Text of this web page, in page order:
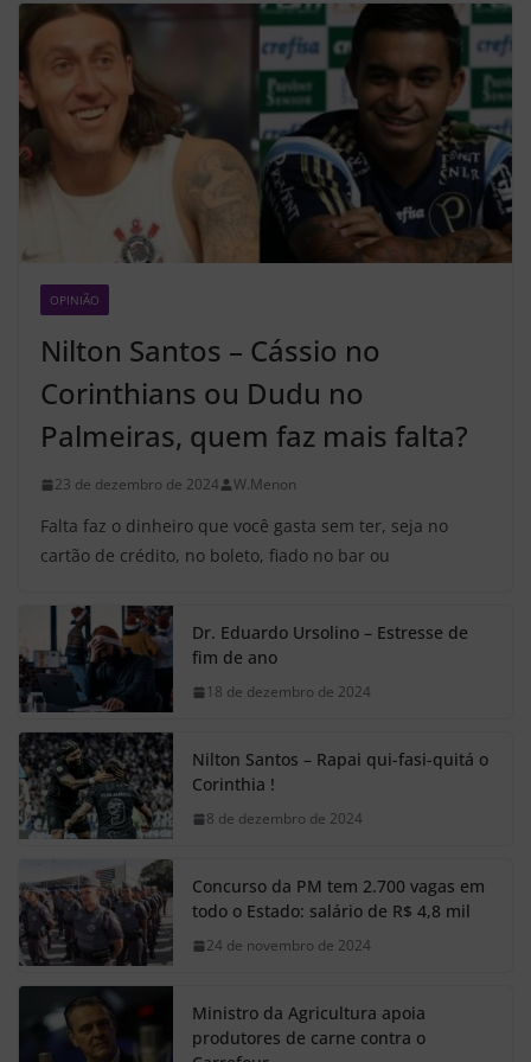
OPINIÃO
Nilton Santos – Cássio no
Corinthians ou Dudu no
Palmeiras, quem faz mais falta?
23 de dezembro de 2024 W.Menon
Falta faz o dinheiro que você gasta sem ter, seja no
cartão de crédito, no boleto, fiado no bar ou
Dr. Eduardo Ursolino – Estresse de
fim de ano
18 de dezembro de 2024
Nilton Santos – Rapai qui-fasi-quitá o
Corinthia !
8 de dezembro de 2024
Concurso da PM tem 2.700 vagas em
todo o Estado: salário de R$ 4,8 mil
24 de novembro de 2024
Ministro da Agricultura apoia
produtores de carne contra o